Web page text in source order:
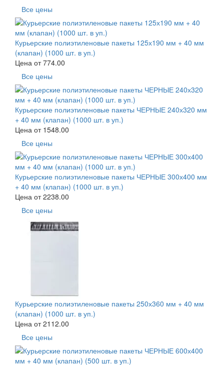
Все цены
Курьерские полиэтиленовые пакеты 125х190 мм + 40 мм
(клапан) (1000 шт. в уп.)
Цена от774.00
Все цены
Курьерские полиэтиленовые пакеты ЧЕРНЫЕ 240х320 мм
+ 40 мм (клапан) (1000 шт. в уп.)
Цена от 1548.00
Все цены
Курьерские полиэтиленовые пакеты ЧЕРНЫЕ 300х400 мм
+ 40 мм (клапан) (1000 шт. в уп.)
Цена от2238.00
Все цены
Курьерские полиэтиленовые пакеты 250х360 мм + 40 мм
(клапан) (1000 шт. в уп.)
Цена от2112.00
Все цены